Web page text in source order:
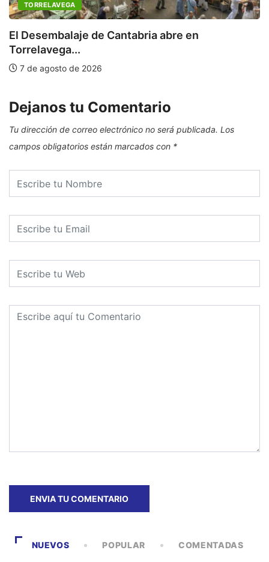
TORRELAVEGA
El Desembalaje de Cantabria abre en
Torrelavega...
7 de agosto de 2026
Dejanos tu Comentario
Tu dirección de correo electrónico no será publicada. Los
campos obligatorios están marcados con *
NUEVOS POPULAR COMENTADAS